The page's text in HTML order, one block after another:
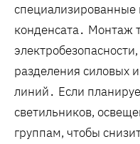
специализированные
конденсата․ Монтаж
разделения силовых
линий․ Если
светильников,
группам, чтобы